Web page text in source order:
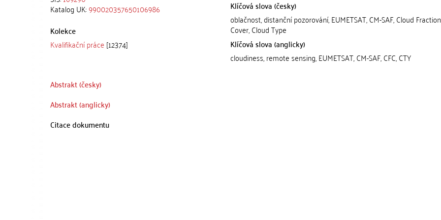
Katalog UK:990020357650106986
Kolekce
Kvalifikační práce [12374]
Klíčová slova (česky)
oblačnost, distanční pozorování, EUMETSAT, CM-SAF, Cloud
Cover, Cloud Type
Klíčová slova (anglicky)
cloudiness, remote sensing, EUMETSAT, CM-SAF, CFC, CTY
Abstrakt (česky)
Abstrakt (anglicky)
Citace dokumentu